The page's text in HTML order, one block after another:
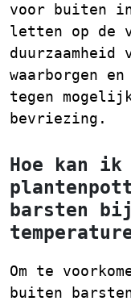
voor buiten
letten op de
waarborgen
tegen
bevriezing.
Hoe kan ik
barsten bij
Om te
buiten